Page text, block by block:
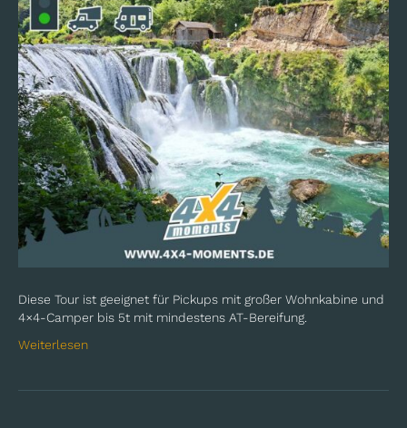
Diese Tour ist geeignet für Pickups mit großer Wohnkabine und
4×4-Camper bis 5t mit mindestens AT-Bereifung.
Weiterlesen